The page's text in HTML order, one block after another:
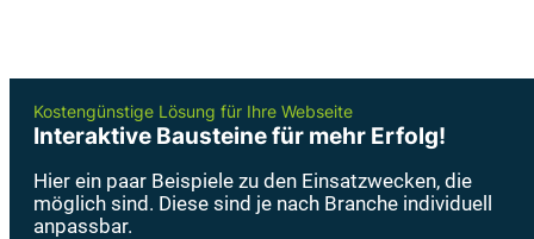
Kostengünstige Lösung für Ihre Webseite
Interaktive Bausteine für mehr Erfolg!
Hier ein paar Beispiele zu den Einsatzwecken, die
möglich sind. Diese sind je nach Branche individuell
anpassbar.